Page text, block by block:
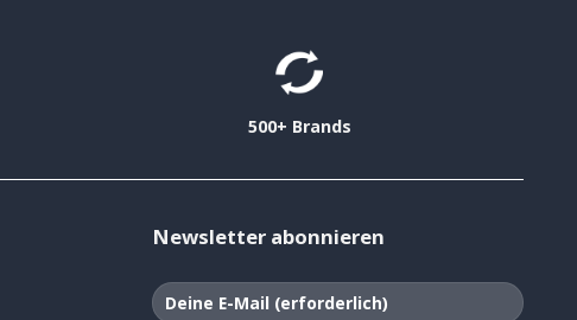
500+ Brands
Newsletter abonnieren